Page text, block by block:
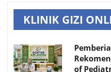
KLINIK GIZI
of